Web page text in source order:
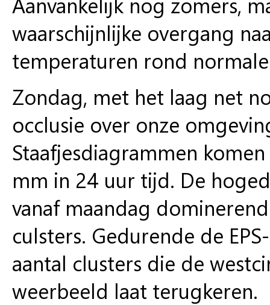
waarschijnlijke overgang
temperaturen rond
Zondag, met het laag net
occlusie over onze
Staafjesdiagrammen
mm in 24 uur tijd. De
vanaf maandag
culsters. Gedurende de
aantal clusters die de
weerbeeld laat terugkeren.